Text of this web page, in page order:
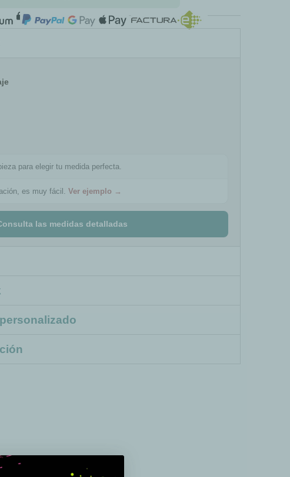
COMPRA SEGURA
para elegir tu medida perfecta.
es muy fácil.Ver ejemplo →
las medidas detalladas